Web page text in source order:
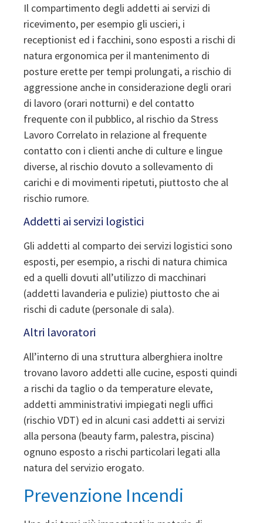
Il compartimento degli addetti ai servizi di
ricevimento, per esempio gli uscieri, i
receptionist ed i facchini, sono esposti a rischi di
natura ergonomica per il mantenimento di
posture erette per tempi prolungati, a rischio di
aggressione anche in considerazione degli orari
di lavoro (orari notturni) e del contatto
frequente con il pubblico, al rischio da Stress
Lavoro Correlato in relazione al frequente
contatto con i clienti anche di culture e lingue
diverse, al rischio dovuto a sollevamento di
carichi e di movimenti ripetuti, piuttosto che al
rischio rumore.
Addetti ai servizi logistici
Gli addetti al comparto dei servizi logistici sono
esposti, per esempio, a rischi di natura chimica
ed a quelli dovuti all’utilizzo di macchinari
(addetti lavanderia e pulizie) piuttosto che ai
rischi di cadute (personale di sala).
Altri lavoratori
All’interno di una struttura alberghiera inoltre
trovano lavoro addetti alle cucine, esposti quindi
a rischi da taglio o da temperature elevate,
addetti amministrativi impiegati negli uffici
(rischio VDT) ed in alcuni casi addetti ai servizi
alla persona (beauty farm, palestra, piscina)
ognuno esposto a rischi particolari legati alla
natura del servizio erogato.
Prevenzione Incendi